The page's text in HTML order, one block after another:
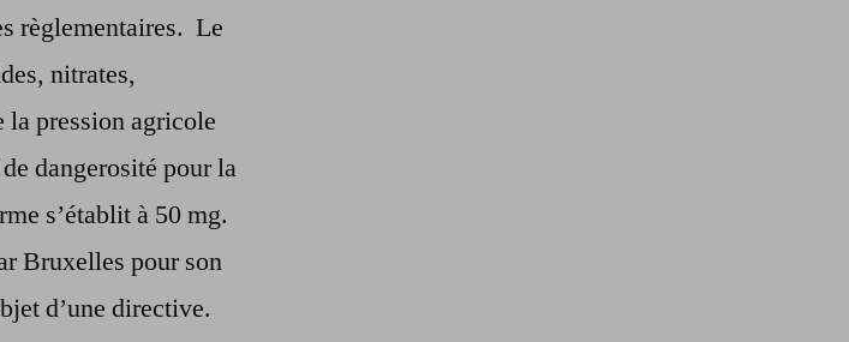
règlementaires. Le
nitrates,
la pression agricole
dangerosité pour la
s’établit à 50 mg.
Bruxelles pour son
d’une directive.